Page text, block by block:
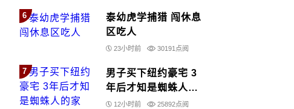
6
泰幼虎学捕猎 闯休息
区吃人
23小时前 30191点阅
7
男子买下纽约豪宅 3
年后才知是蜘蛛人的
家12小时前 25892点阅